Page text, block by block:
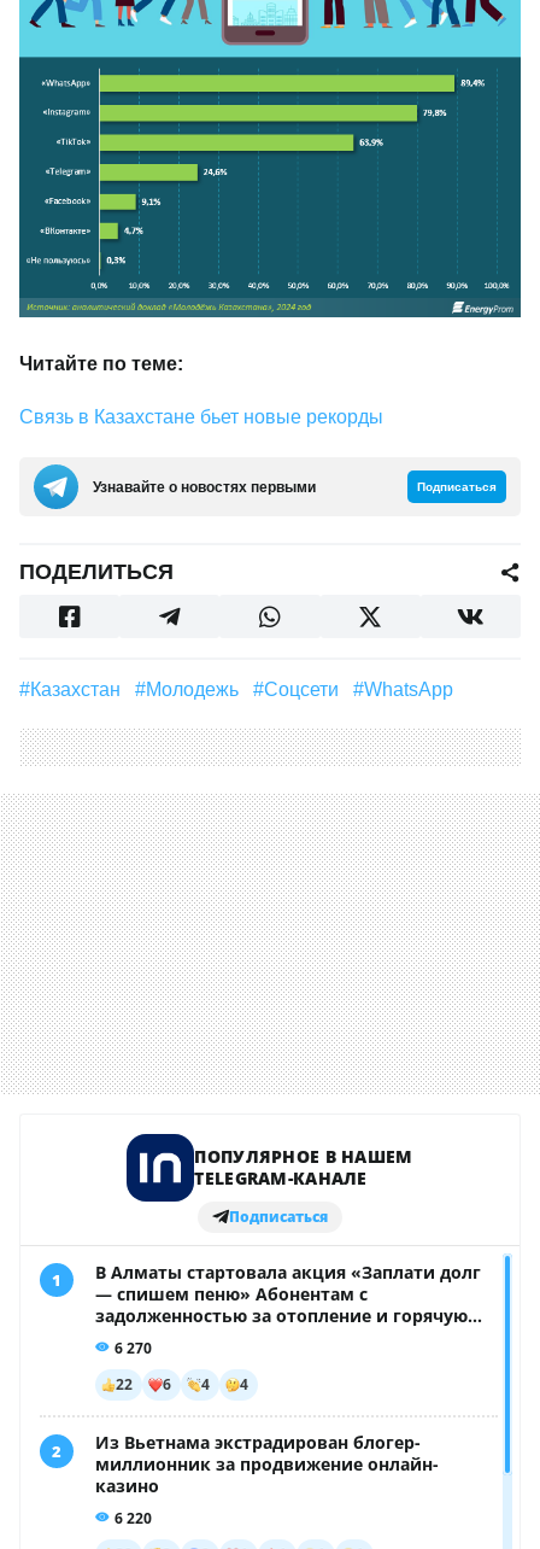
Читайте по теме:
Связь в Казахстане бьет новые рекорды
Узнавайте о новостях первыми Подписаться
ПОДЕЛИТЬСЯ
#Казахстан #молодежь #соцсети #WhatsApp